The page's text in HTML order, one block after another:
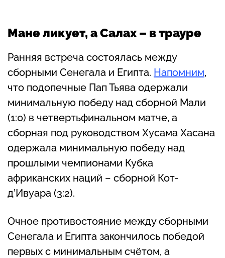
Мане ликует, а Салах – в трауре
Ранняя встреча состоялась между
сборными Сенегала и Египта. Напомним,
что подопечные Пап Тьява одержали
минимальную победу над сборной Мали
(1:0) в четвертьфинальном матче, а
сборная под руководством Хусама Хасана
одержала минимальную победу над
прошлыми чемпионами Кубка
африканских наций – сборной Кот-
д’Ивуара (3:2).
Очное противостояние между сборными
Сенегала и Египта закончилось победой
первых с минимальным счётом, а